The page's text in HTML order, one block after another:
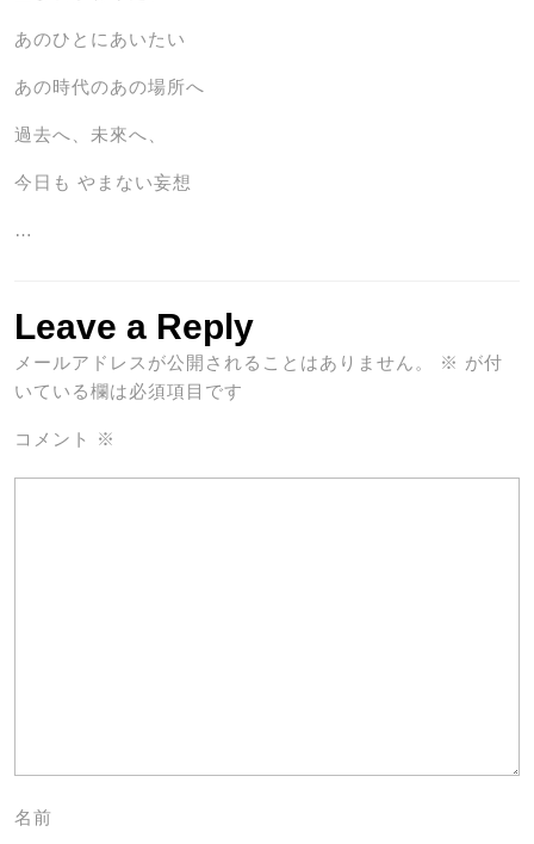
あのひとにあいたい
あの時代のあの場所へ
過去へ、未來へ、
今日も やまない妄想
…
Leave a Reply
メールアドレスが公開されることはありません。 ※ が付
いている欄は必須項目です
コメント ※
名前